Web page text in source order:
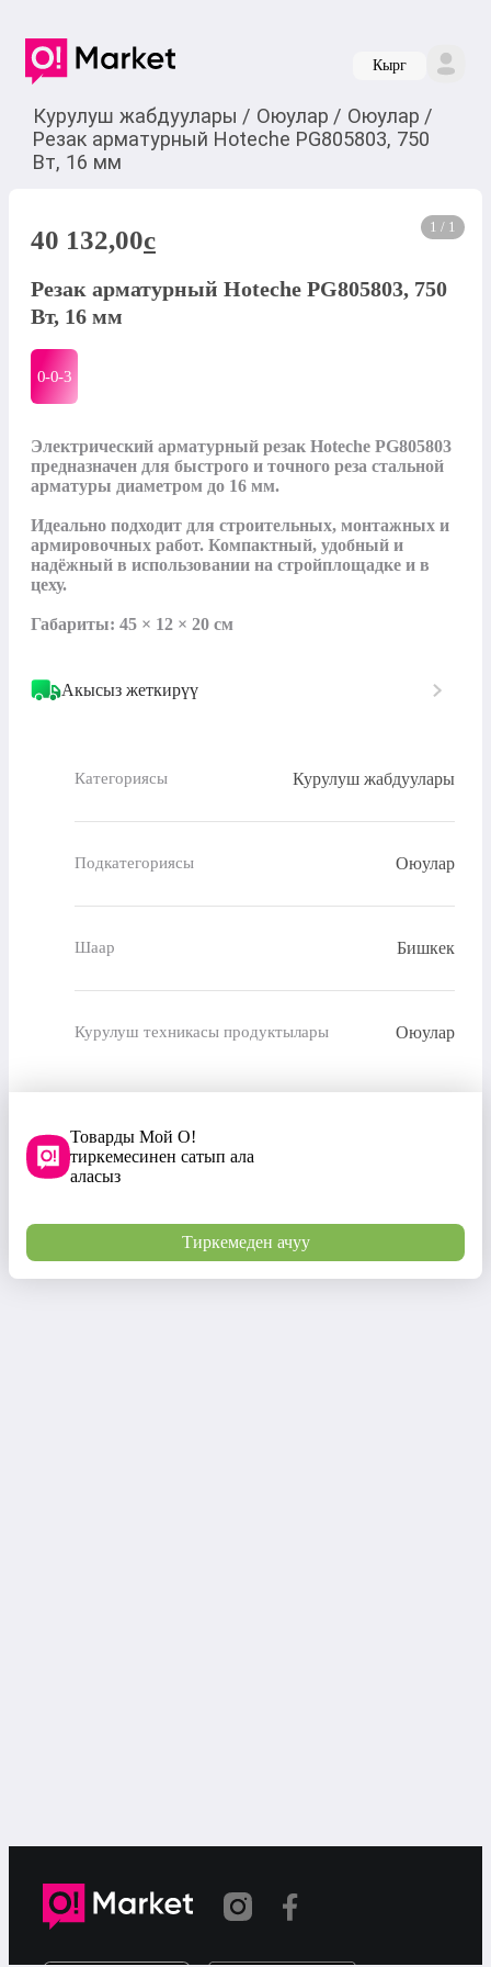
Кырг
Курулуш жабдуулары / Оюулар / Оюулар /
Резак арматурный Hoteche PG805803, 750
Вт, 16 мм
1 / 1
40 132,00c
Резак арматурный Hoteche PG805803, 750
Вт, 16 мм
0-0-3
Электрический арматурный резак Hoteche PG805803
предназначен для быстрого и точного реза стальной
арматуры диаметром до 16 мм.
Идеально подходит для строительных, монтажных и
армировочных работ. Компактный, удобный и
надёжный в использовании на стройплощадке и в
цеху.
Габариты: 45 × 12 × 20 см
Акысыз жеткирүү
Категориясы Курулуш жабдуулары
Подкатегориясы Оюулар
Шаар Бишкек
Курулуш техникасы продуктылары Оюулар
Товарды Мой О!
тиркемесинен сатып ала
аласыз
Тиркемеден ачуу